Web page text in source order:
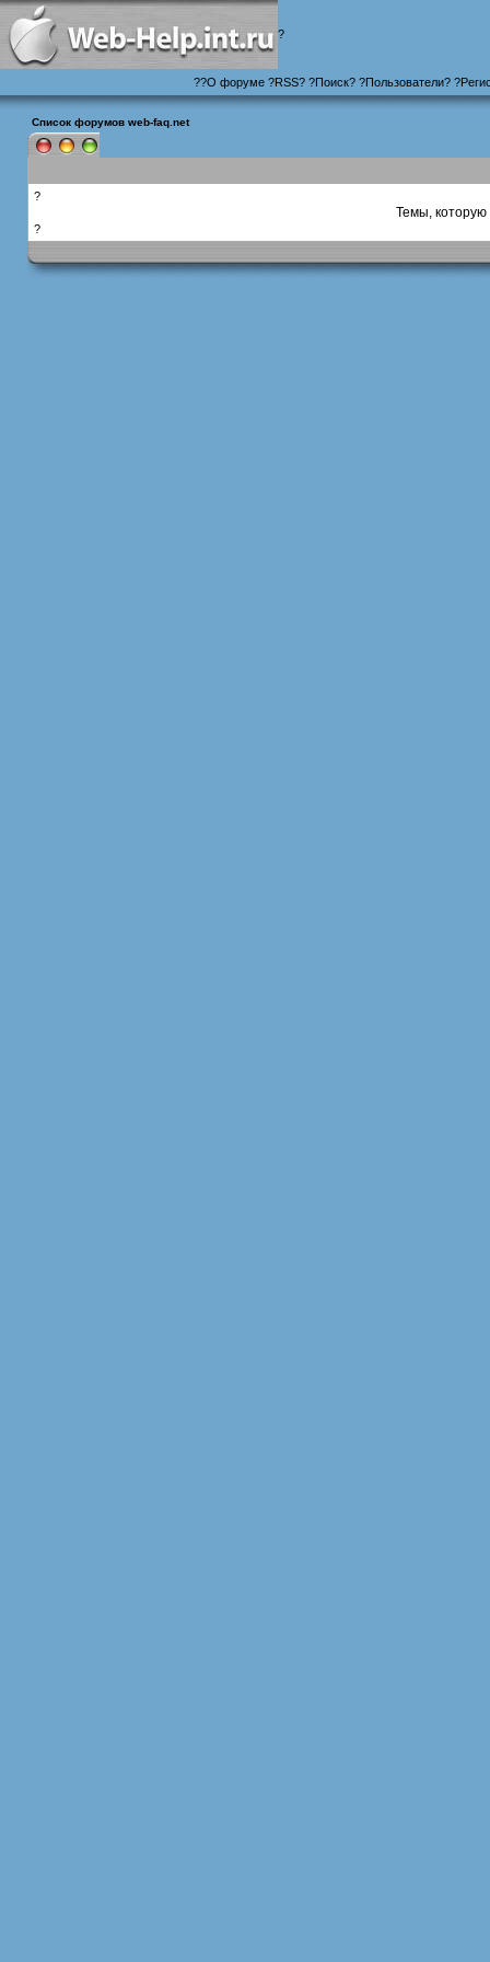
?
??О форуме?RSS? ?Поиск? ?Пользователи? ?
Список форумов web-faq.net
?
Темы, которую
?